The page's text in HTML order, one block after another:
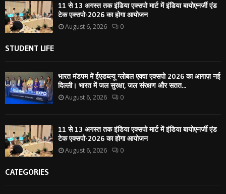
11 से 13 अगस्त तक इंडिया एक्सपो मार्ट में इंडिया बायोएनर्जी एंड
टेक एक्सपो-2026 का होगा आयोजन
August 6, 2026 0
STUDENT LIFE
भारत मंडपम में ईएडब्ल्यू ग्लोबल एक्वा एक्सपो 2026 का आगाज़ नई
दिल्ली। भारत में जल सुरक्षा, जल संरक्षण और सतत...
August 6, 2026 0
11 से 13 अगस्त तक इंडिया एक्सपो मार्ट में इंडिया बायोएनर्जी एंड
टेक एक्सपो-2026 का होगा आयोजन
August 6, 2026 0
CATEGORIES